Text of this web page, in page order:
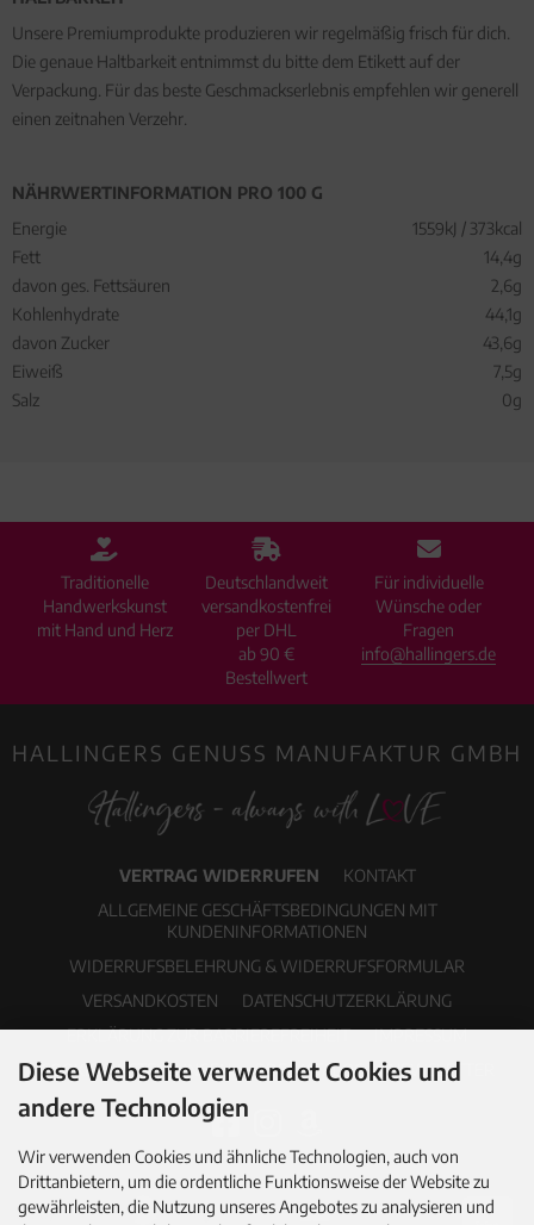
Unsere Premiumprodukte produzieren wir regelmäßig frisch für dich.
Die genaue Haltbarkeit entnimmst du bitte dem Etikett auf der
Verpackung. Für das beste Geschmackserlebnis empfehlen wir generell
einen zeitnahen Verzehr.
NÄHRWERTINFORMATION PRO 100 G
Energie
1559kJ / 373kcal
Fett
14,4g
davon ges. Fettsäuren
2,6g
Kohlenhydrate
44,1g
davon Zucker
43,6g
Eiweiß
7,5g
Salz
0g
Traditionelle
Handwerkskunst
mit Hand und Herz
Deutschlandweit
versandkostenfrei
per DHL
ab 90 €
Bestellwert
Für individuelle
Wünsche oder
Fragen
info@hallingers.de
HALLINGERS GENUSS MANUFAKTUR GMBH
VERTRAG WIDERRUFEN
KONTAKT
ALLGEMEINE GESCHÄFTSBEDINGUNGEN MIT
KUNDENINFORMATIONEN
WIDERRUFSBELEHRUNG & WIDERRUFSFORMULAR
VERSANDKOSTEN
DATENSCHUTZERKLÄRUNG
ERKLÄRUNG ZUR BARRIEREFREIHEIT
IMPRESSUM
COOKIE EINSTELLUNGEN
PDF-KATALOG NEWSLETTER
Diese Webseite verwendet Cookies und
andere Technologien
Wir verwenden Cookies und ähnliche Technologien, auch von
Drittanbietern, um die ordentliche Funktionsweise der Website zu
gewährleisten, die Nutzung unseres Angebotes zu analysieren und